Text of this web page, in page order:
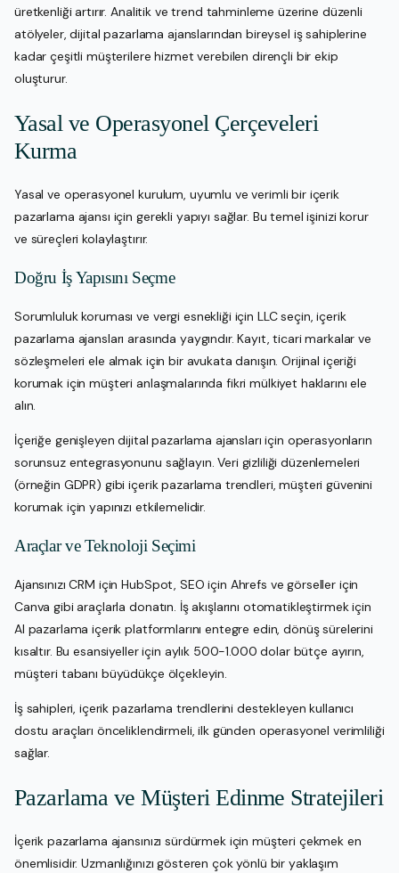
üretkenliği artırır. Analitik ve trend tahminleme üzerine düzenli
atölyeler, dijital pazarlama ajanslarından bireysel iş sahiplerine
kadar çeşitli müşterilere hizmet verebilen dirençli bir ekip
oluşturur.
Yasal ve Operasyonel Çerçeveleri
Kurma
Yasal ve operasyonel kurulum, uyumlu ve verimli bir içerik
pazarlama ajansı için gerekli yapıyı sağlar. Bu temel işinizi korur
ve süreçleri kolaylaştırır.
Doğru İş Yapısını Seçme
Sorumluluk koruması ve vergi esnekliği için LLC seçin, içerik
pazarlama ajansları arasında yaygındır. Kayıt, ticari markalar ve
sözleşmeleri ele almak için bir avukata danışın. Orijinal içeriği
korumak için müşteri anlaşmalarında fikri mülkiyet haklarını ele
alın.
İçeriğe genişleyen dijital pazarlama ajansları için operasyonların
sorunsuz entegrasyonunu sağlayın. Veri gizliliği düzenlemeleri
(örneğin GDPR) gibi içerik pazarlama trendleri, müşteri güvenini
korumak için yapınızı etkilemelidir.
Araçlar ve Teknoloji Seçimi
Ajansınızı CRM için HubSpot, SEO için Ahrefs ve görseller için
Canva gibi araçlarla donatın. İş akışlarını otomatikleştirmek için
AI pazarlama içerik platformlarını entegre edin, dönüş sürelerini
kısaltır. Bu esansiyeller için aylık 500-1.000 dolar bütçe ayırın,
müşteri tabanı büyüdükçe ölçekleyin.
İş sahipleri, içerik pazarlama trendlerini destekleyen kullanıcı
dostu araçları önceliklendirmeli, ilk günden operasyonel verimliliği
sağlar.
Pazarlama ve Müşteri Edinme Stratejileri
İçerik pazarlama ajansınızı sürdürmek için müşteri çekmek en
önemlisidir. Uzmanlığınızı gösteren çok yönlü bir yaklaşım